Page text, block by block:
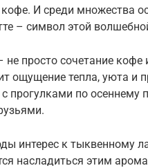
И среди множества
– символ этой
не просто сочетание
ощущение тепла, уюта и
с прогулками по
интерес к тыквенному
насладиться этим